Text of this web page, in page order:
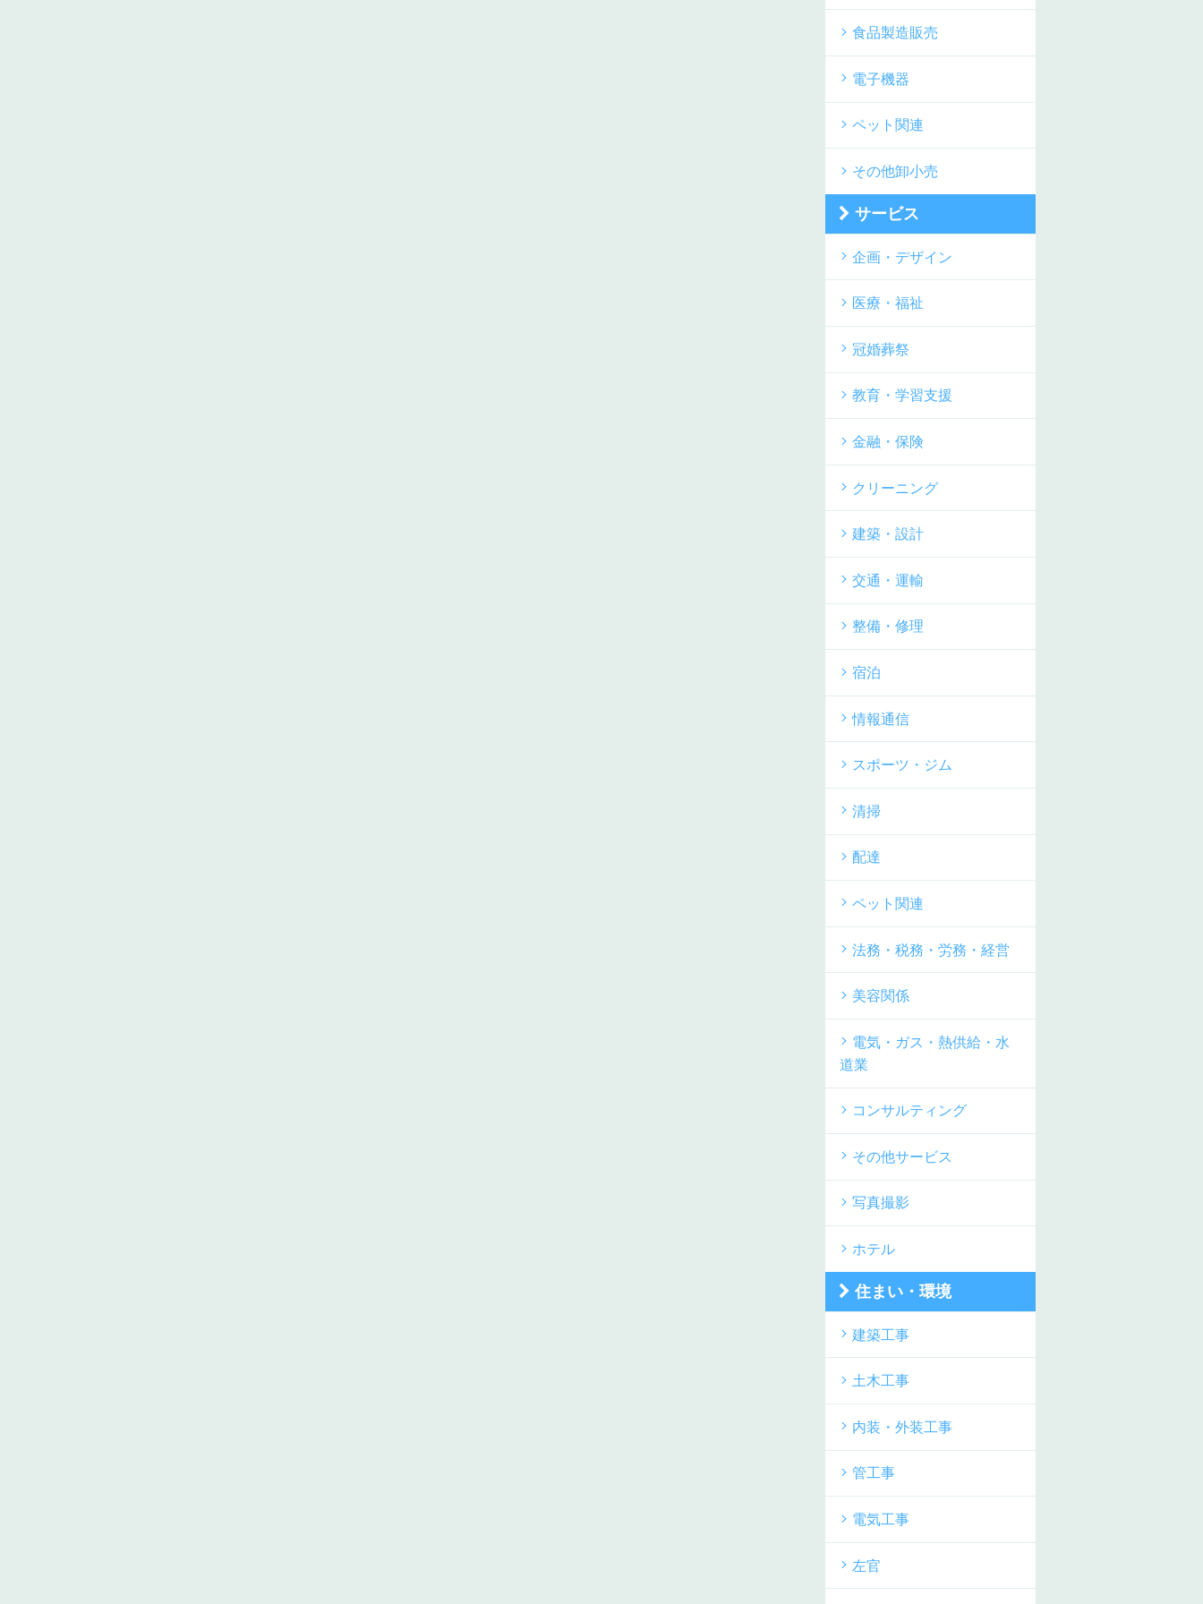
食品製造販売
電子機器
ペット関連
その他卸小売
サービス
企画・デザイン
医療・福祉
冠婚葬祭
教育・学習支援
金融・保険
クリーニング
建築・設計
交通・運輸
整備・修理
宿泊
情報通信
スポーツ・ジム
清掃
配達
ペット関連
法務・税務・労務・経営
美容関係
電気・ガス・熱供給・水
道業
コンサルティング
その他サービス
写真撮影
ホテル
住まい・環境
建築工事
土木工事
内装・外装工事
管工事
電気工事
左官